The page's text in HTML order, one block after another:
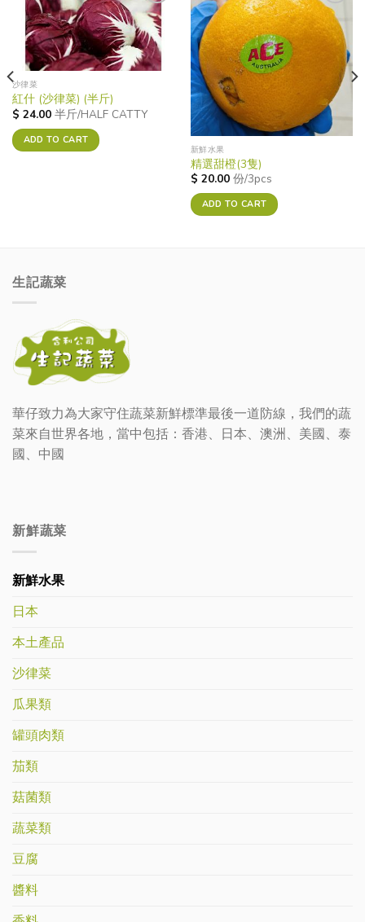
Add to
wishlist
沙律菜
紅什 (沙律菜) (半斤)
$ 24.00 半斤/HALF CATTY
ADD TO CART
Add to
wishlist
新鮮水果
精選甜橙(3隻)
$ 20.00 份/3pcs
ADD TO CART
生記蔬菜
華仔致力為大家守住蔬菜新鮮標準最後一道防線，我們的蔬
菜來自世界各地，當中包括：香港、日本、澳洲、美國、泰
國、中國
新鮮蔬菜
新鮮水果
日本
本土產品
沙律菜
瓜果類
罐頭肉類
茄類
菇菌類
蔬菜類
豆腐
醬料